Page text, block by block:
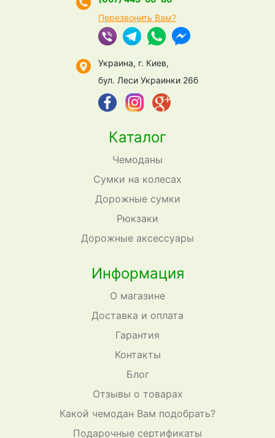
Каталог
Чемоданы
Сумки на колесах
Дорожные сумки
Рюкзаки
Дорожные аксессуары
Информация
О магазине
Доставка и оплата
Гарантия
Контакты
Блог
Отзывы о товарах
Какой чемодан Вам подобрать?
Подарочные сертификаты
Перезвонить Вам?
Украина, г. Киев,
бул. Леси Украинки 26б